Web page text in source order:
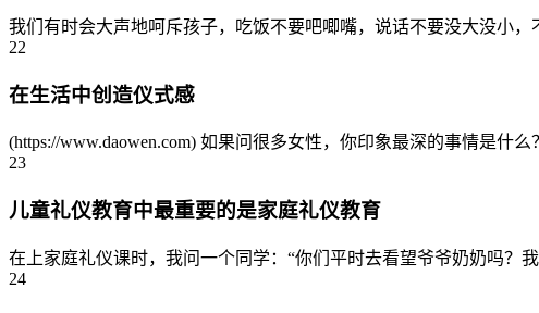
我们有时会大声地呵斥孩子，吃饭不要吧唧嘴，说话不要没大没小
22
在生活中创造仪式感
(https://www.daowen.com) 如果问很多女性，你印象最深的事情是什
23
儿童礼仪教育中最重要的是家庭礼仪教育
在上家庭礼仪课时，我问一个同学：“你们平时去看望爷爷奶奶吗？
24